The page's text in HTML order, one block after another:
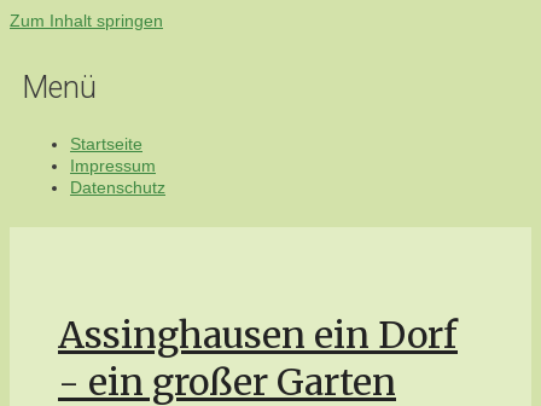
Zum Inhalt springen
Menü
Startseite
Impressum
Datenschutz
Assinghausen ein Dorf
- ein großer Garten